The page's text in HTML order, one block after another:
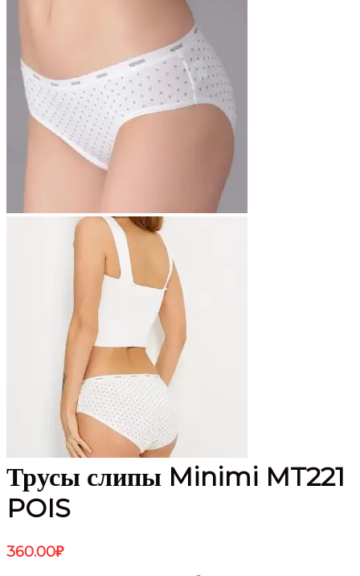
Трусы слипы Minimi MT221
POIS
360.00₽